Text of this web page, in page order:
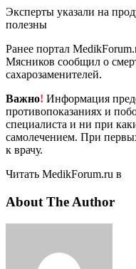
Эксперты указали на
полезны
Ранее портал
Мясников сообщил о
сахарозаменителей.
Важно! Информация
противопоказаниях и
специалиста и ни при
самолечением. При
к врачу.
Читать MedikForum.ru в
About The Author